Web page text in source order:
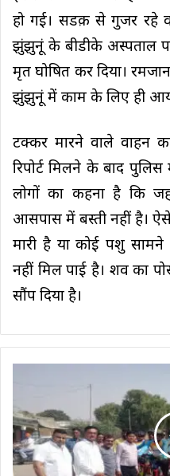
हो गई। सडक़ से गुजर रहे
झुंझुनूं के बीडीके अस्पताल
मृत घोषित कर दिया।
झुंझुनूं में काम के लिए ही
टक्कर मारने वाले वाहन
रिपोर्ट मिलने के बाद
लोगों का कहना है कि
आसपास में बस्ती नहीं है।
मारी है या कोई पशु
नहीं मिल पाई है। शव का
सौंप दिया है।